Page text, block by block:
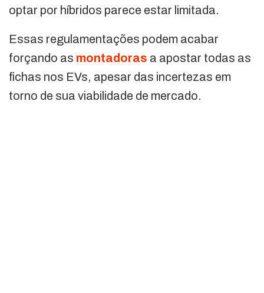
optar por híbridos parece estar limitada.
Essas regulamentações podem acabar
forçando as montadoras a apostar todas as
fichas nos EVs, apesar das incertezas em
torno de sua viabilidade de mercado.